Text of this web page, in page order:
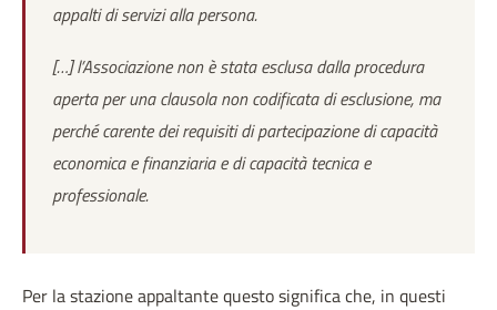
appalti di servizi alla persona.
[…] l’Associazione non è stata esclusa dalla procedura
aperta per una clausola non codificata di esclusione, ma
perché carente dei requisiti di partecipazione di capacità
economica e finanziaria e di capacità tecnica e
professionale.
Per la stazione appaltante questo significa che, in questi